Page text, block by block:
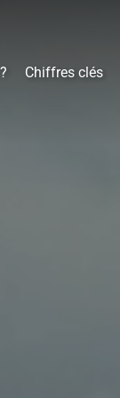
Chiffres clés